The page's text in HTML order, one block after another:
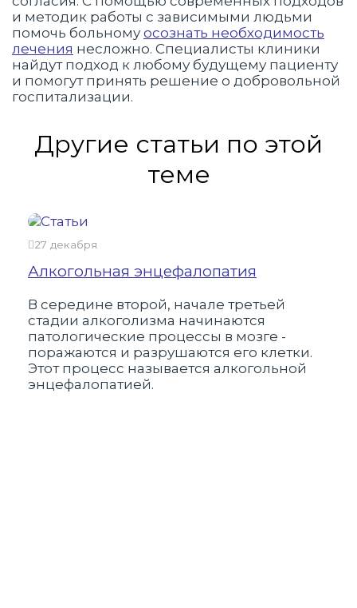
и методик работы с зависимыми людьми
помочь больному осознать необходимость
лечения несложно. Специалисты клиники
найдут подход к любому будущему пациенту
и помогут принять решение о добровольной
госпитализации.
Другие статьи по этой
теме
27 декабря
Алкогольная энцефалопатия
В середине второй, начале третьей
стадии алкоголизма начинаются
патологические процессы в мозге -
поражаются и разрушаются его клетки.
Этот процесс называется алкогольной
энцефалопатией.